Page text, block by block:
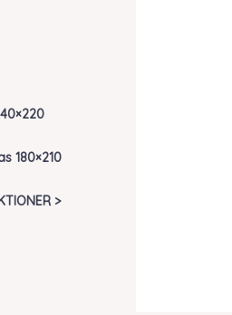
180×210
>